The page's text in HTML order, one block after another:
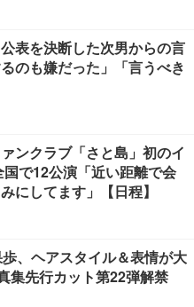
表を決断した次男からの言
のも嫌だった」「言うべき
ンクラブ「さと島」初のイ
で12公演「近い距離で会
にしてます」【日程】
、ヘアスタイル＆表情が大
集先行カット第22弾解禁